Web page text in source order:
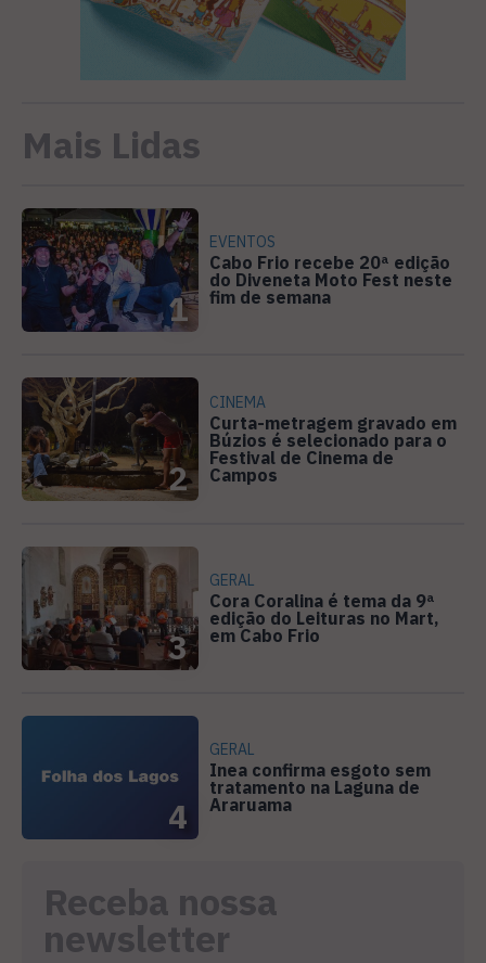
Mais Lidas
1
EVENTOS
Cabo Frio recebe 20ª edição
do Diveneta Moto Fest neste
fim de semana
2
CINEMA
Curta-metragem gravado em
Búzios é selecionado para o
Festival de Cinema de
Campos
3
GERAL
Cora Coralina é tema da 9ª
edição do Leituras no Mart,
em Cabo Frio
4
GERAL
Inea confirma esgoto sem
tratamento na Laguna de
Araruama
Receba nossa
newsletter